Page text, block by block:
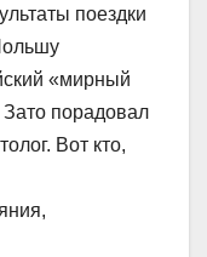
поездки
«мирный
порадовал
Вот кто,